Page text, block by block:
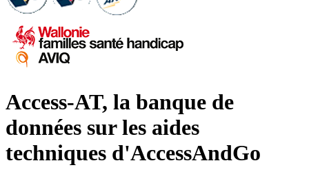
Access-AT, la banque de
données sur les aides
techniques d'AccessAndGo